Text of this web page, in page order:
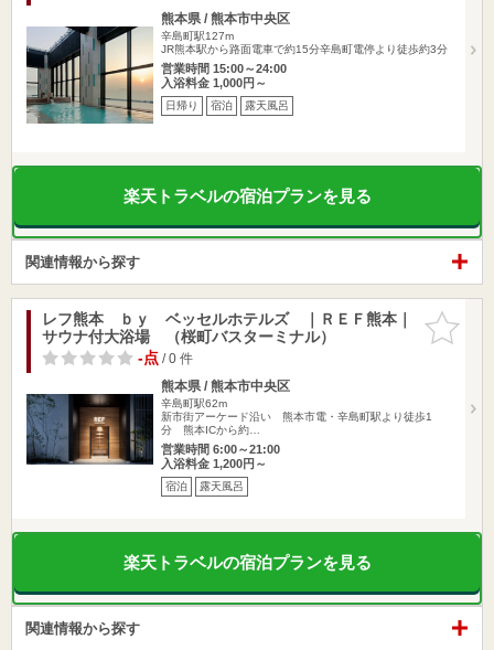
熊本県 / 熊本市中央区
辛島町駅127m
JR熊本駅から路面電車で約15分辛島町電停より徒歩約3分
営業時間 15:00～24:00
入浴料金 1,000円～
日帰り 宿泊 露天風呂
楽天トラベルの宿泊プランを見る
関連情報から探す
お気に入
りに追加
レフ熊本 ｂｙ ベッセルホテルズ ｜ＲＥＦ熊本｜
サウナ付大浴場 （桜町バスターミナル）
-点/ 0 件
熊本県 / 熊本市中央区
辛島町駅62m
新市街アーケード沿い 熊本市電・辛島町駅より徒歩1
分 熊本ICから約…
営業時間 6:00～21:00
入浴料金 1,200円～
宿泊 露天風呂
楽天トラベルの宿泊プランを見る
関連情報から探す